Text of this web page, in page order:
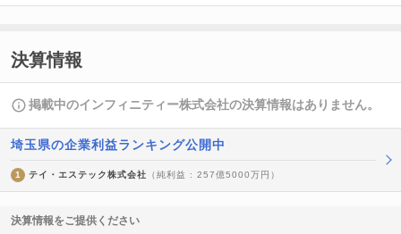
決算情報
掲載中のインフィニティー株式会社の決算情報はありません。
埼玉県の企業利益ランキング公開中
1 テイ・エステック株式会社 （純利益 : 257億5000万円）
決算情報をご提供ください